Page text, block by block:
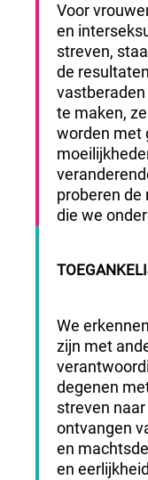
Voor
en
streven,
de
te maken,
worden met
proberen de
die we
We
zijn met
degenen
streven
ontvangen
en
en